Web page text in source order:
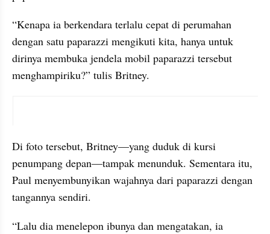
“Kenapa ia berkendara terlalu cepat di perumahan
dengan satu paparazzi mengikuti kita, hanya untuk
dirinya membuka jendela mobil paparazzi tersebut
menghampiriku?” tulis Britney.
Di foto tersebut, Britney—yang duduk di kursi
penumpang depan—tampak menunduk. Sementara itu,
Paul menyembunyikan wajahnya dari paparazzi dengan
tangannya sendiri.
“Lalu dia menelepon ibunya dan mengatakan, ia